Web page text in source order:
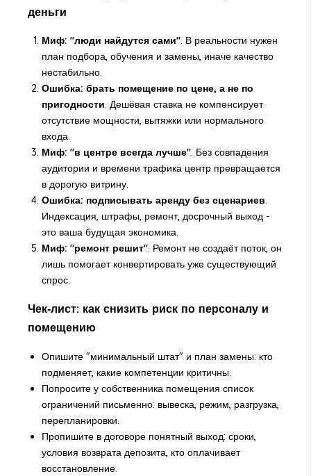
деньги
Миф: "люди найдутся сами". В реальности нужен
план подбора, обучения и замены, иначе качество
нестабильно.
Ошибка: брать помещение по цене, а не по
пригодности. Дешёвая ставка не компенсирует
отсутствие мощности, вытяжки или нормального
входа.
Миф: "в центре всегда лучше". Без совпадения
аудитории и времени трафика центр превращается
в дорогую витрину.
Ошибка: подписывать аренду без сценариев.
Индексация, штрафы, ремонт, досрочный выход -
это ваша будущая экономика.
Миф: "ремонт решит". Ремонт не создаёт поток, он
лишь помогает конвертировать уже существующий
спрос.
Чек‑лист: как снизить риск по персоналу и
помещению
Опишите "минимальный штат" и план замены: кто
подменяет, какие компетенции критичны.
Попросите у собственника помещения список
ограничений письменно: вывеска, режим, разгрузка,
перепланировки.
Пропишите в договоре понятный выход: сроки,
условия возврата депозита, кто оплачивает
восстановление.